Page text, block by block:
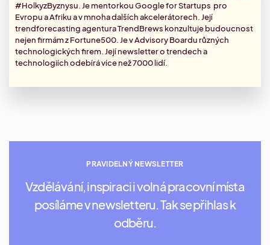
#HolkyzByznysu. Je mentorkou Google for Startups pro
Evropu a Afriku a v mnoha dalších akcelerátorech. Její
trendforecasting agentura TrendBrews konzultuje budoucnost
nejen firmám z Fortune500. Je v Advisory Boardu různých
technologických firem. Jejínewslettero trendech a
technologiích odebírá více než 7000 lidí.
PRAVIDELNÝ NEWSLETTER
Vzdělávání, inspiraci i volná pracovní místa
posíláme v newsletteru. Tak se přihlas k
odběru.